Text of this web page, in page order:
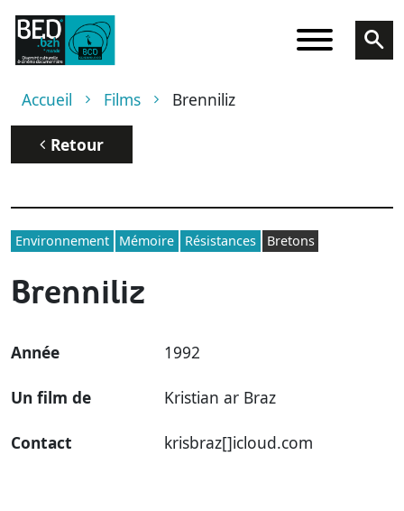
Aller au contenu principal
Fil d'Ariane
Accueil Films Brenniliz
Retour
Environnement Mémoire Résistances Bretons
Brenniliz
Année 1992
Un film de Kristian ar Braz
Contact krisbraz[]icloud.com